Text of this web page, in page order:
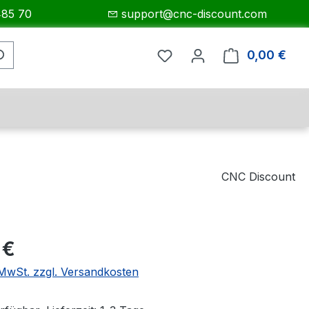
70 support@cnc-discount.com
0,00 €
CNC Discount
zzgl. Versandkosten